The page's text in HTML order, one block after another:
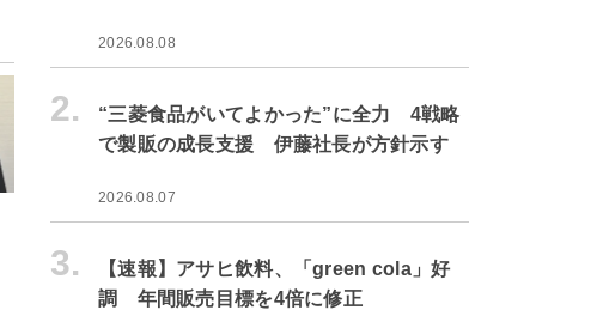
2026.08.08
2.
“三菱食品がいてよかった”に全力 4戦略
で製販の成長支援 伊藤社長が方針示す
2026.08.07
3.
【速報】アサヒ飲料、「green cola」好
調 年間販売目標を4倍に修正